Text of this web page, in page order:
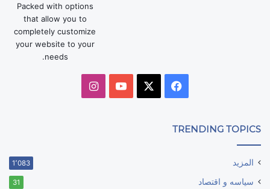
Packed with options
that allow you to
completely customize
your website to your
needs.
فيسبوك ‫YouTubeانستقرام
TRENDING TOPICS
المزيد 1٬083
سياسه و اقتصاد 31